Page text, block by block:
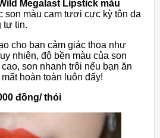
Megalast Lipstick màu
son màu cam tươi cực kỳ tôn da
tự tin.
cho bạn cảm giác thoa như
nhiên, độ bền màu của son
son nhanh trôi nếu bạn ăn
hoàn toàn luôn đấy!
đồng/ thỏi